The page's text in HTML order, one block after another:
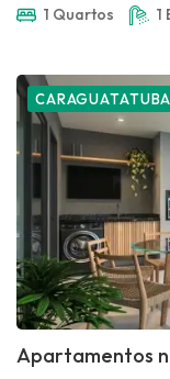
1 Quartos 1
CARAGUATATUBA
Apartamentos